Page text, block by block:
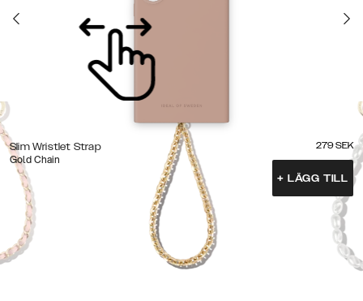
Slim Wristlet Strap
Gold Chain
279 SEK
+ LÄGG TILL